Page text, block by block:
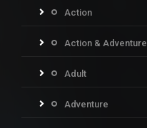
Action
Action & Adventure
Adult
Adventure